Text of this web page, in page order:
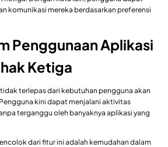
komunikasi mereka berdasarkan preferensi
Penggunaan Aplikasi
Ketiga
terlepas dari kebutuhan pengguna akan
kini dapat menjalani aktivitas
terganggu oleh banyaknya aplikasi yang
dari fitur ini adalah kemudahan dalam